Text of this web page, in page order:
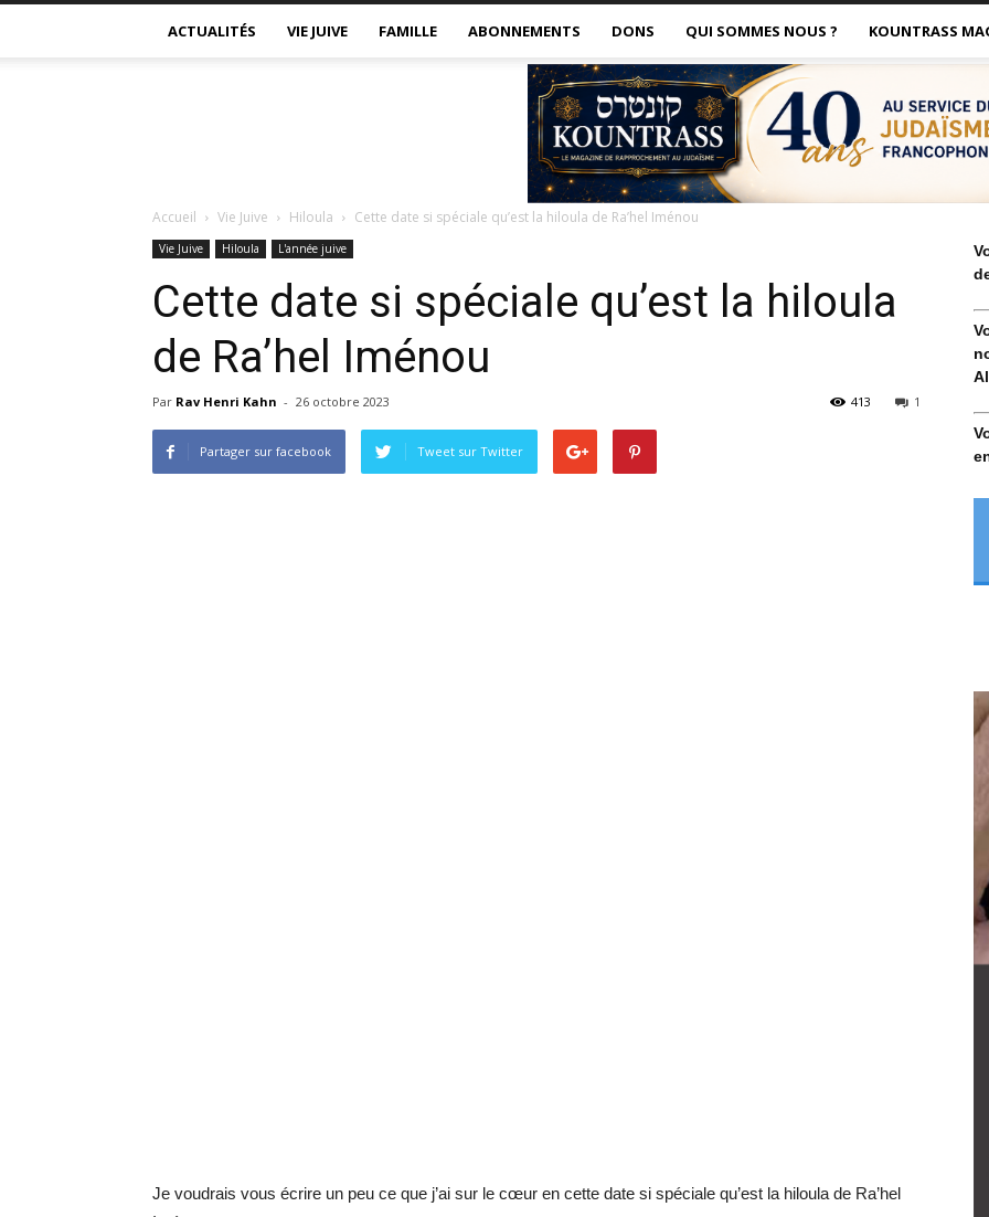
ACTUALITÉS VIE JUIVE FAMILLE ABONNEMENTS DONS QUI SOMMES NOUS ? KOUNTRASS
Accueil Vie Juive Hiloula Cette date si spéciale qu’est la hiloula de Ra’hel Iménou
Vie Juive Hiloula L'année juive
Cette date si spéciale qu’est la hiloula
de Ra’hel Iménou
Par Rav Henri Kahn - 26 octobre 2023 1
413
Partager sur facebook Tweet sur Twitter
Je voudrais vous écrire un peu ce que j’ai sur le cœur en cette date si spéciale qu’est la hiloula de Ra’hel